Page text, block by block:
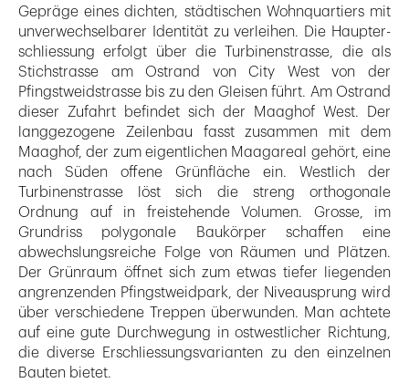
Gepräge eines dichten, städtischen Wohnquartiers mit
unverwechselbarer Identität zu verleihen. Die Haupter­
schliessung erfolgt über die Turbinenstrasse, die als
Stichstrasse am Ostrand von City West von der
Pfingstweidstrasse bis zu den Gleisen führt. Am Ostrand
dieser Zufahrt befindet sich der Maaghof West. Der
langgezogene Zeilenbau fasst zusammen mit dem
Maaghof, der zum eigentlichen Maagareal gehört, eine
nach Süden offene Grünfläche ein. Westlich der
Turbinenstrasse löst sich die streng orthogonale
Ordnung auf in freistehende Volumen. Grosse, im
Grundriss polygonale Baukörper schaffen eine
abwechslungsreiche Folge von Räumen und Plätzen.
Der Grünraum öffnet sich zum etwas tiefer liegenden
angrenzenden Pfingstweidpark, der Niveausprung wird
über verschiedene Treppen überwunden. Man achtete
auf eine gute Durchwegung in ostwestlicher Richtung,
die diverse Erschliessungsvarianten zu den einzelnen
Bauten bietet.